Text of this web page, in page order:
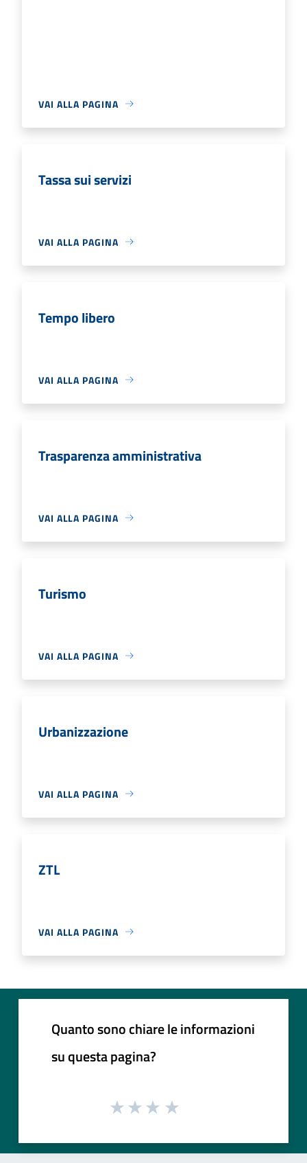
VAI ALLA PAGINA
Tassa sui servizi
VAI ALLA PAGINA
Tempo libero
VAI ALLA PAGINA
Trasparenza amministrativa
VAI ALLA PAGINA
Turismo
VAI ALLA PAGINA
Urbanizzazione
VAI ALLA PAGINA
ZTL
VAI ALLA PAGINA
Quanto sono chiare le informazioni
su questa pagina?